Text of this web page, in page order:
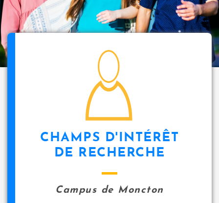
p
a
l
CHAMPS D'INTÉRÊT
DE RECHERCHE
Campus de Moncton